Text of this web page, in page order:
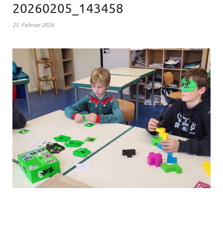
20260205_143458
25. Februar 2026